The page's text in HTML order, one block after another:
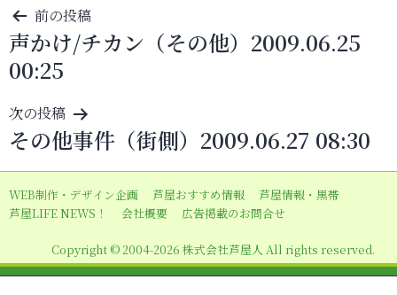
投
稿
ナ
ビ
ゲ
ー
シ
ョ
前の投稿
声かけ/チカン（その他）2009.06.25
00:25
次の投稿
その他事件（街側）2009.06.27 08:30
WEB制作・デザイン企画 芦屋おすすめ情報
芦屋情報・黒帯
芦屋LIFE NEWS！
会社概要 広告掲載のお問合せ
Copyright © 2004-2026 株式会社芦屋人 All rights reserved.